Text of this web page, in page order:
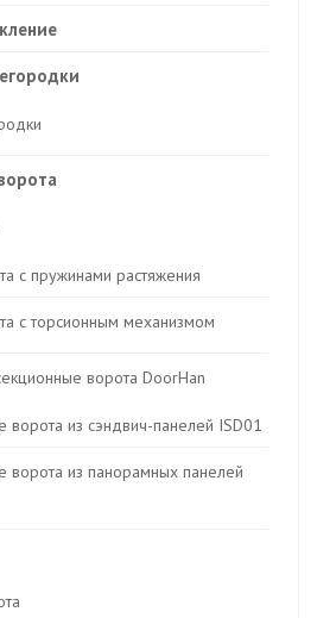
с пружинами растяжения
с торсионным механизмом
ворота DoorHan
из сэндвич-панелей ISD01
из панорамных панелей